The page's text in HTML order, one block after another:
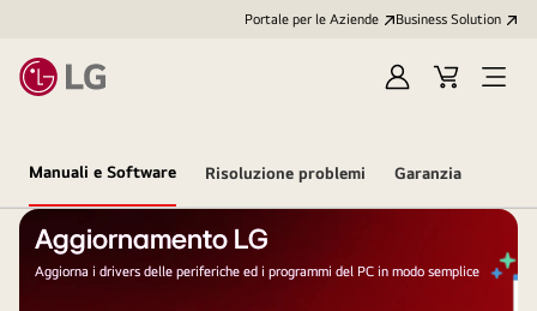
Portale per le Aziende Business Solution
AccediCart
Open
Manuali e Software Risoluzione problemi Garanzia
Aggiornamento LG
Aggiorna i drivers delle periferiche ed i programmi del PC in modo semplice